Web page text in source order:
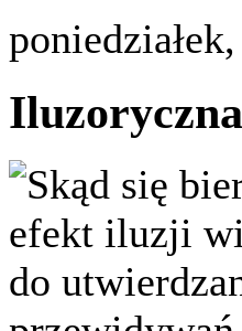
Skąd się
efekt iluzji
do